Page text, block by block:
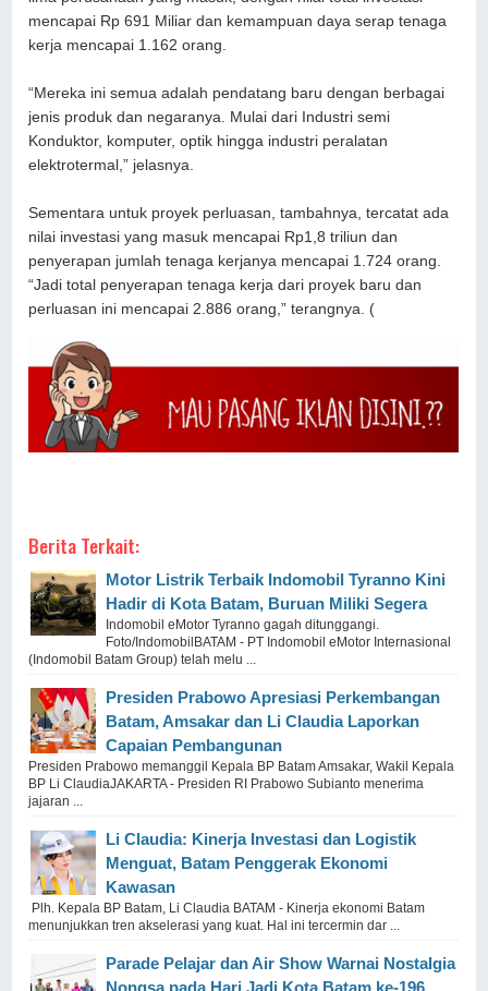
mencapai Rp 691 Miliar dan kemampuan daya serap tenaga
kerja mencapai 1.162 orang.
“Mereka ini semua adalah pendatang baru dengan berbagai
jenis produk dan negaranya. Mulai dari Industri semi
Konduktor, komputer, optik hingga industri peralatan
elektrotermal,” jelasnya.
Sementara untuk proyek perluasan, tambahnya, tercatat ada
nilai investasi yang masuk mencapai Rp1,8 triliun dan
penyerapan jumlah tenaga kerjanya mencapai 1.724 orang.
“Jadi total penyerapan tenaga kerja dari proyek baru dan
perluasan ini mencapai 2.886 orang,” terangnya. (
Berita Terkait:
Motor Listrik Terbaik Indomobil Tyranno Kini
Hadir di Kota Batam, Buruan Miliki Segera
Indomobil eMotor Tyranno gagah ditunggangi.
Foto/IndomobilBATAM - PT Indomobil eMotor Internasional
(Indomobil Batam Group) telah melu ...
Presiden Prabowo Apresiasi Perkembangan
Batam, Amsakar dan Li Claudia Laporkan
Capaian Pembangunan
Presiden Prabowo memanggil Kepala BP Batam Amsakar, Wakil Kepala
BP Li ClaudiaJAKARTA - Presiden RI Prabowo Subianto menerima
jajaran ...
Li Claudia: Kinerja Investasi dan Logistik
Menguat, Batam Penggerak Ekonomi
Kawasan
Plh. Kepala BP Batam, Li Claudia BATAM - Kinerja ekonomi Batam
menunjukkan tren akselerasi yang kuat. Hal ini tercermin dar ...
Parade Pelajar dan Air Show Warnai Nostalgia
Nongsa pada Hari Jadi Kota Batam ke-196